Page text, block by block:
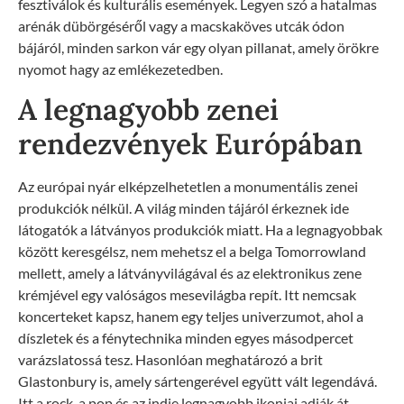
fesztiválok és kulturális események. Legyen szó a hatalmas
arénák dübörgéséről vagy a macskaköves utcák ódon
bájáról, minden sarkon vár egy olyan pillanat, amely örökre
nyomot hagy az emlékezetedben.
A legnagyobb zenei
rendezvények Európában
Az európai nyár elképzelhetetlen a monumentális zenei
produkciók nélkül. A világ minden tájáról érkeznek ide
látogatók a látványos produkciók miatt. Ha a legnagyobbak
között keresgélsz, nem mehetsz el a belga Tomorrowland
mellett, amely a látványvilágával és az elektronikus zene
krémjével egy valóságos mesevilágba repít. Itt nemcsak
koncerteket kapsz, hanem egy teljes univerzumot, ahol a
díszletek és a fénytechnika minden egyes másodpercet
varázslatossá tesz. Hasonlóan meghatározó a brit
Glastonbury is, amely sártengerével együtt vált legendává.